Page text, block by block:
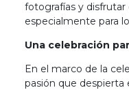
fotografías y disfrutar
especialmente para
Una celebración
En el marco de la
pasión que despierta